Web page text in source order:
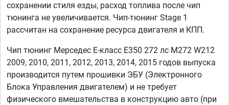
сохранении стиля езды, расход топлива после чип
тюнинга не увеличивается. Чип-тюнинг Stage 1
рассчитан на сохранение ресурса двигателя и КПП.
Чип тюнинг Мерседес Е-класс E350 272 лс M272 W212
2009, 2010, 2011, 2012, 2013, 2014, 2015 годов выпуска
производится путем прошивки ЭБУ (Электронного
Блока Управления двигателем) и не требует
физического вмешательства в конструкцию авто (при